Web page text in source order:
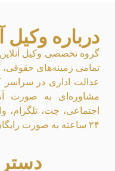
درباره وکیل
گروه تخصصی وکیل آنلاین
تمامی زمینه‌های حقوقی،
عدالت اداری در سراسر
مشاوره‌ای به صورت
اجتماعی، چت،
۲۴ ساعته به صورت رایگان می‌باشد.